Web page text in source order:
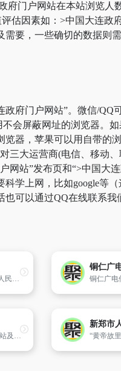
府门户网站在本站浏览人
评估因素如：>中国大连
要，一些确切的数据则
府门户网站”。微信/
会屏蔽网址的浏览器。
器，苹果可以用自带的
三大运营商(电信、移动
网站”发布页和“>中国
学上网，比如google等
可以通过QQ在线联系我
玉溪市政府网站是由中共玉溪市委、玉溪市人民政府主办,玉溪市工业和信息化委员会承办的集信息宣传、咨询服务、网上办事为一体的综合性、服务性政府门户网站,是市委、市政府在互联网上信息发布和提供服务的总平台,对外宣传玉溪政治、经济和社会发展等各方面情况,服务百姓,服务企业,服务国内外人士的桥梁,也
铜仁广
中国瑞昌网是瑞昌市政府的官方门户网站,网站及时发布瑞昌市政治、经济、文化、社会发展等方面的各类信息,提供招商引资项目查询,推介瑞昌企业和瑞昌产品,展示瑞昌形象,为企业、公众提供服务。
新郑市